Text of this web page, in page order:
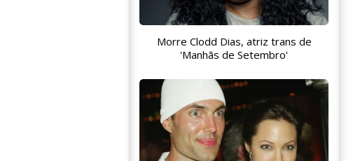
Morre Clodd Dias, atriz trans de
'Manhãs de Setembro'